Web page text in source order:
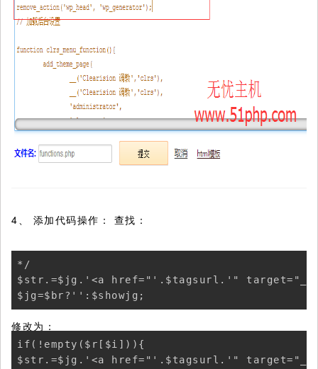
4、 添加代码操作： 查找：
*/
$str.=$jg.'<a href="'.$tagsurl.'"
修改为：
if(!empty($r[$i])){
$str.=$jg.'<a href="'.$tagsurl.'"